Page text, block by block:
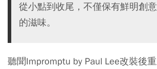
從小點到收尾，不僅保有鮮明創
的滋味。
聽聞Impromptu by Paul Lee改裝後